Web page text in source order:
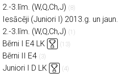
2.-3.līm. (W,Q,Ch,J) (8)
Iesācēji (Juniori I) 2013.g. un jaun.
2.-3.līm. (W,Q,Ch,J) (1)
Bērni I E4 LK (13)
Bērni II E4 (3)
Juniori I D LK (4)